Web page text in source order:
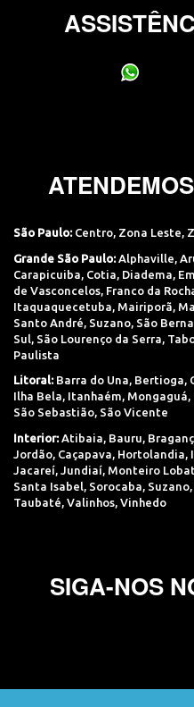
São Paulo: Centro, Zona Leste,
Grande São Paulo: Alphaville
Carapicuiba Cotia Diadema
de Vasconcelos Franco da
Itaquaquecetuba Mairiporã
Santo André Suzano São
Sul São Lourenço da Serra
Paulista
Litoral: Barra do Una, Bertioga,
Ilha Bela, Itanhaém, Mongaguá,
São Sebastião, São Vicente
Interior: Atibaia Bauru
Jordão Caçapava Hortolandia
Jacareí
Jundiaí Monteiro
Santa Isabel Sorocaba Suzano
Taubaté Valinhos Vinhedo
SIGA-NOS